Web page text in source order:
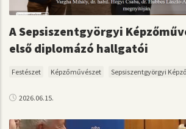
A Sepsiszentgyörgyi
első diplomázó hallgatói
Festészet Képzőművészet Sepsiszentgyörgyi
2026.06.15.